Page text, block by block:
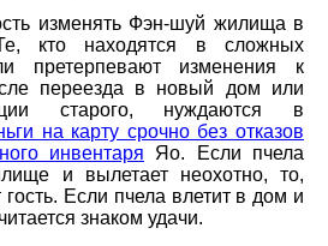
изменять Фэн-шуй жилища в
кто находятся в сложных
претерпевают изменения к
переезда в новый дом или
старого, нуждаются в
на карту срочно без отказов
инвентаря Яо. Если пчела
и вылетает неохотно, то,
Если пчела влетит в дом и
знаком удачи.